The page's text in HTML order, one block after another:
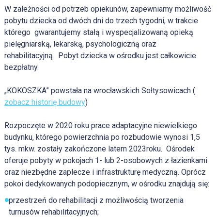
W zależności od potrzeb opiekunów, zapewniamy możliwość
pobytu dziecka od dwóch dni do trzech tygodni, w trakcie
którego gwarantujemy stałą i wyspecjalizowaną opieką
pielęgniarską, lekarską, psychologiczną oraz
rehabilitacyjną. Pobyt dziecka w ośrodku jest całkowicie
bezpłatny.
„KOKOSZKA” powstała na wrocławskich Sołtysowicach (
zobacz historię budowy)
Rozpoczęte w 2020 roku prace adaptacyjne niewielkiego
budynku, którego powierzchnia po rozbudowie wynosi 1,5
tys. mkw. zostały zakończone latem 2023roku. Ośrodek
oferuje pobyty w pokojach 1- lub 2-osobowych z łazienkami
oraz niezbędne zaplecze i infrastrukturę medyczną. Oprócz
pokoi dedykowanych podopiecznym, w ośrodku znajdują się:
przestrzeń do rehabilitacji z możliwością tworzenia
turnusów rehabilitacyjnych;